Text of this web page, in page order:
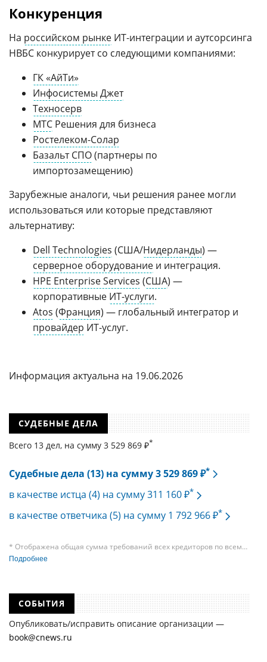
Конкуренция
На российском рынке ИТ-интеграции и аутсорсинга
НВБС конкурирует со следующими компаниями:
ГК «АйТи»
Инфосистемы Джет
Техносерв
МТС Решения для бизнеса
Ростелеком-Солар
Базальт СПО(партнеры по
импортозамещению)
Зарубежные аналоги, чьи решения ранее могли
использоваться или которые представляют
альтернативу:
Dell Technologies (США/Нидерланды) —
серверное оборудование и интеграция.
HPE Enterprise Services (США) —
корпоративные ИТ-услуги.
Atos (Франция) — глобальный интегратор и
провайдер ИТ-услуг.
Информация актуальна на 19.06.2026
СУДЕБНЫЕ ДЕЛА
Всего 13 дел, на cумму 3 529 869 ₽*
Судебные дела (13) на сумму 3 529 869 ₽*
в качестве истца (4) на сумму 311 160 ₽*
в качестве ответчика (5) на сумму 1 792 966 ₽*
* Отображена общая сумма требований всех кредиторов по всем
судебным делам, в рамках которых компания подавала требования
в одном таком деле может быть несколько десятков, а размеры сумм
требований одних могут быть больше или меньше размеров
Подробнее
СОБЫТИЯ
Опубликовать/исправить описание организации —
book@cnews.ru